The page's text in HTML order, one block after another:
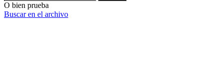
O bien prueba
Buscar en el archivo